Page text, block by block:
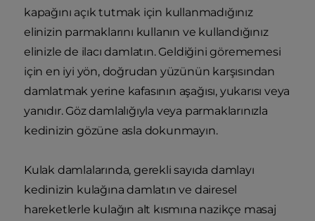
kapağını açık tutmak için kullanmadığınız
elinizin parmaklarını kullanın ve kullandığınız
elinizle de ilacı damlatın. Geldiğini görememesi
için en iyi yön, doğrudan yüzünün karşısından
damlatmak yerine kafasının aşağısı, yukarısı veya
yanıdır. Göz damlalığıyla veya parmaklarınızla
kedinizin gözüne asla dokunmayın.
Kulak damlalarında, gerekli sayıda damlayı
kedinizin kulağına damlatın ve dairesel
hareketlerle kulağın alt kısmına nazikçe masaj